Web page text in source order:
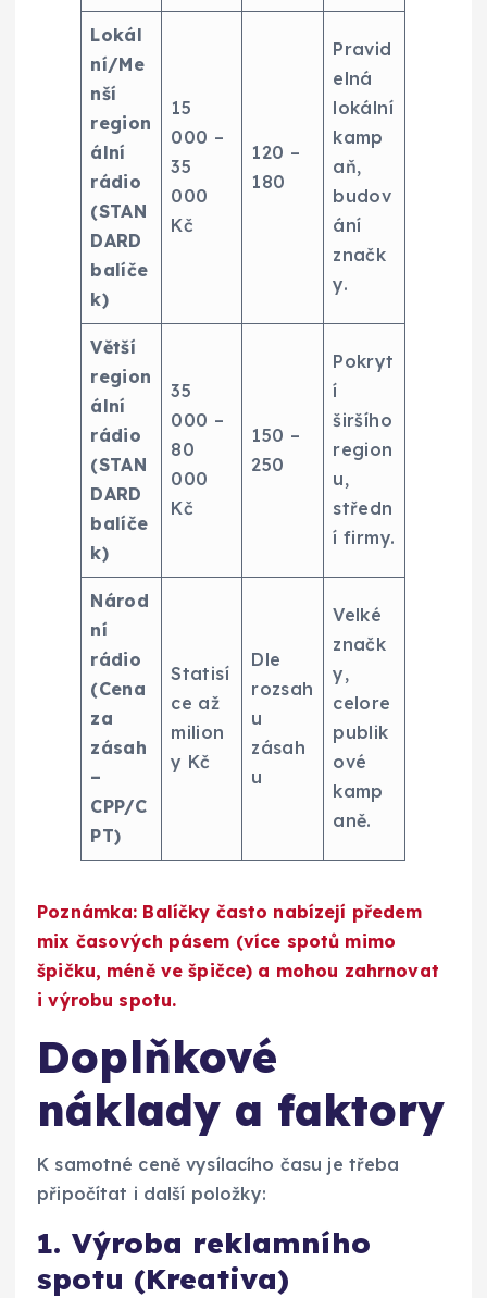
Lokál
ní/Me
nší
region
ální
rádio
(STAN
DARD
balíče
k)
15
000 –
35
000
Kč
120 –
180
Pravid
elná
lokální
kamp
aň,
budov
ání
značk
y.
Větší
region
ální
rádio
(STAN
DARD
balíče
k)
35
000 –
80
000
Kč
150 –
250
Pokryt
í
širšího
region
u,
středn
í firmy.
Národ
ní
rádio
(Cena
za
zásah
–
CPP/C
PT)
Statisí
ce až
milion
y Kč
Dle
rozsah
u
zásah
u
Velké
značk
y,
celore
publik
ové
kamp
aně.
Poznámka: Balíčky často nabízejí předem
mix časových pásem (více spotů mimo
špičku, méně ve špičce) a mohou zahrnovat
ivýrobu spotu.
Doplňkové
náklady a faktory
K samotné ceně vysílacího času je třeba
připočítat i další položky:
1. Výroba reklamního
spotu (Kreativa)